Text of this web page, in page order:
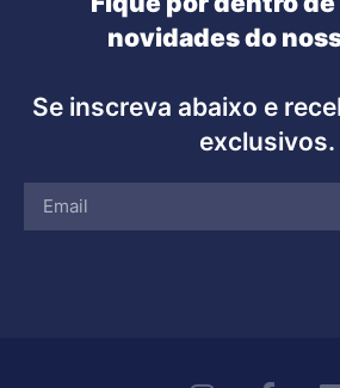
novidades do
Se inscreva abaixo e
exclusivos.